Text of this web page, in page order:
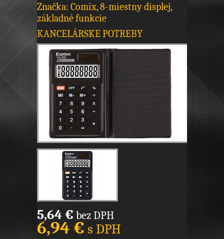
Značka: Comix, 8-miestny displej,
základné funkcie
KANCELÁRSKE POTREBY
5,64 € bez DPH
6,94 € s DPH